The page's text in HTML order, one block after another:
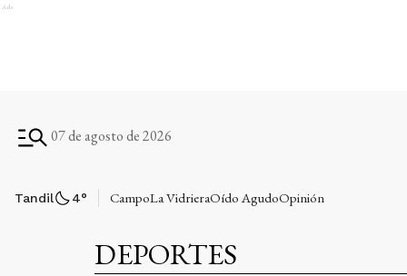
Ads
07 de agosto de 2026
Tandil 4° CampoLa VidrieraOído AgudoOpinión
DEPORTES